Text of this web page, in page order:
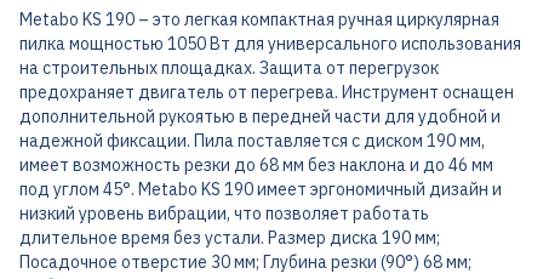
Metabo KS 190 – это легкая компактная ручная циркулярная
пилка мощностью 1050 Вт для универсального использования
на строительных площадках. Защита от перегрузок
предохраняет двигатель от перегрева. Инструмент оснащен
дополнительной рукоятью в передней части для удобной и
надежной фиксации. Пила поставляется с диском 190 мм,
имеет возможность резки до 68 мм без наклона и до 46 мм
под углом 45°. Metabo KS 190 имеет эргономичный дизайн и
низкий уровень вибрации, что позволяет работать
длительное время без устали. Размер диска 190 мм;
Посадочное отверстие 30 мм; Глубина резки (90°) 68 мм;